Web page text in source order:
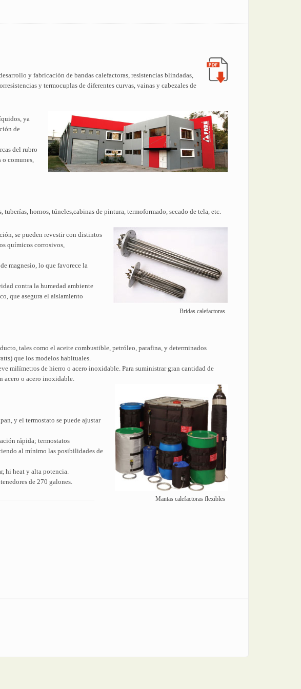
y fabricación de bandas calefactoras, resistencias blindadas,
y termocuplas de diferentes curvas, vainas y cabezales de
ya
de
del rubro
o comunes,
hornos, túneles,cabinas de pintura, termoformado, secado de tela, etc.
Bridas calefactoras
se pueden revestir con distintos
químicos corrosivos,
magnesio, lo que favorece la
contra la humedad ambiente
que asegura el aislamiento
tales como el aceite combustible, petróleo, parafina, y determinados
que los modelos habituales.
milímetros de hierro o acero inoxidable. Para suministrar gran cantidad de
acero o acero inoxidable.
Mantas calefactoras flexibles
y el termostato se puede ajustar
rápida; termostatos
al mínimo las posibilidades de
hi heat y alta potencia.
de 270 galones.